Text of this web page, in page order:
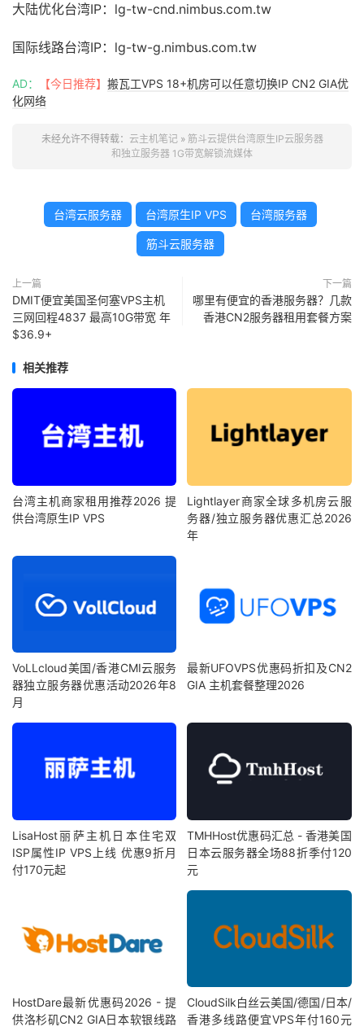
大陆优化台湾IP：lg-tw-cnd.nimbus.com.tw
国际线路台湾IP：lg-tw-g.nimbus.com.tw
AD： 【今日推荐】 搬瓦工VPS 18+机房可以任意切换IP CN2 GIA优
化网络
未经允许不得转载： 云主机笔记» 筋斗云提供台湾原生IP云服务器
和独立服务器 1G带宽解锁流媒体
台湾云服务器 台湾原生IP VPS 台湾服务器
筋斗云服务器
上一篇
DMIT便宜美国圣何塞VPS主机
三网回程4837 最高10G带宽 年
$36.9+
下一篇
哪里有便宜的香港服务器？几款
香港CN2服务器租用套餐方案
相关推荐
台湾主机商家租用推荐2026 提
供台湾原生IP VPS
Lightlayer商家全球多机房云服
务器/独立服务器优惠汇总2026
年
VoLLcloud美国/香港CMI云服务
器独立服务器优惠活动2026年8
月
最新UFOVPS优惠码折扣及CN2
GIA 主机套餐整理2026
LisaHost丽萨主机日本住宅双
ISP属性IP VPS上线 优惠9折月
付170元起
TMHHost优惠码汇总 - 香港美国
日本云服务器全场88折季付120
元
HostDare最新优惠码2026 - 提
供洛杉矶CN2 GIA日本软银线路
CloudSilk白丝云美国/德国/日本/
香港多线路便宜VPS年付160元